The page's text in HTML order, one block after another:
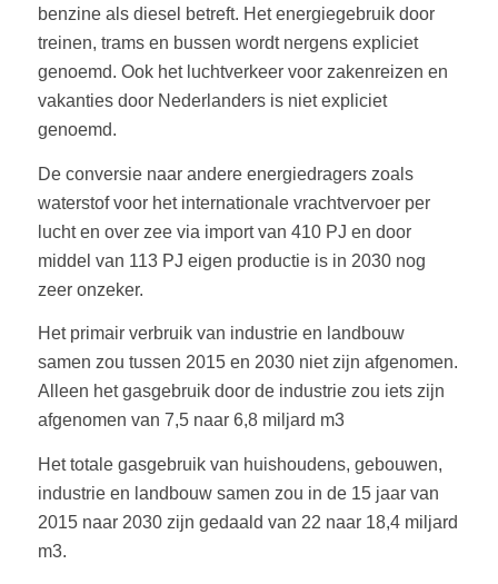
benzine als diesel betreft. Het energiegebruik door
treinen, trams en bussen wordt nergens expliciet
genoemd. Ook het luchtverkeer voor zakenreizen en
vakanties door Nederlanders is niet expliciet
genoemd.
De conversie naar andere energiedragers zoals
waterstof voor het internationale vrachtvervoer per
lucht en over zee via import van 410 PJ en door
middel van 113 PJ eigen productie is in 2030 nog
zeer onzeker.
Het primair verbruik van industrie en landbouw
samen zou tussen 2015 en 2030 niet zijn afgenomen.
Alleen het gasgebruik door de industrie zou iets zijn
afgenomen van 7,5 naar 6,8 miljard m3
Het totale gasgebruik van huishoudens, gebouwen,
industrie en landbouw samen zou in de 15 jaar van
2015 naar 2030 zijn gedaald van 22 naar 18,4 miljard
m3.